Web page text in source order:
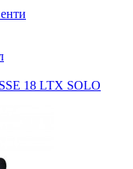
18 LTX SOLO